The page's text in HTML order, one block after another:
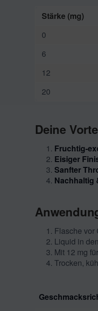
Stärke (mg)
0
6
12
20
Deine
Fruchtig-
Eisiger
Sanfter
Nachhaltig
Flasche vor
Liquid in
Mit 12 mg
Trocken,